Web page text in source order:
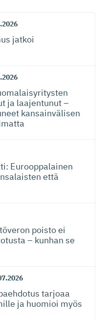
jatkoi
ja laajentunut –
kansainvälisen
Eurooppalainen
että
poisto ei
– kunhan se
tarjoaa
ja huomioi myös